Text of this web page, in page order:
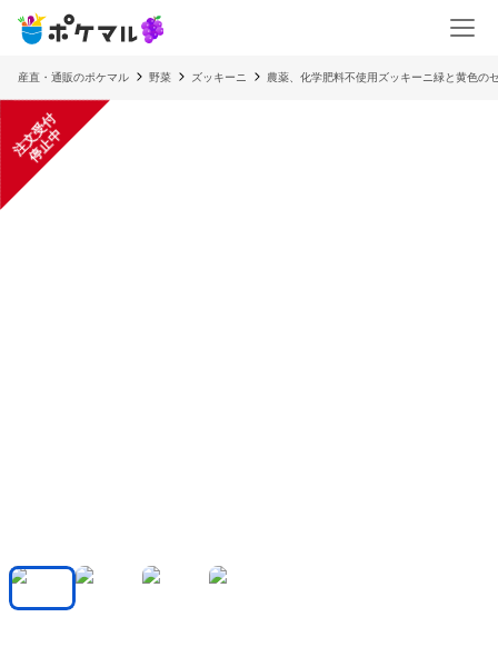
産直・通販のポケマル 野菜 ズッキーニ 農薬、化学肥料不使用ズッキーニ緑と黄色の
注
文
受
付
停
止
中